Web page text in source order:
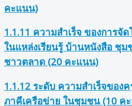
คะแนน)
1.1.11 ความสำเร็จ ของการจั
ในแหล่งเรียนรู้ บ้านหนังสือ ชุ
ชาวตลาด (20 คะแนน)
1.1.12 ระดับ ความสำเร็จของ
ภาคีเครือข่าย ในชุมชน (10 ค